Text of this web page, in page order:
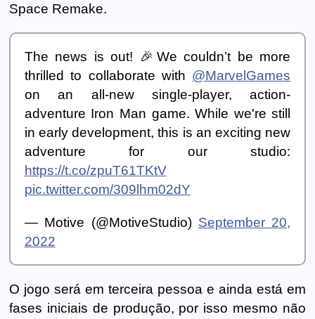
Space Remake.
The news is out! 🎉We couldn’t be more
thrilled to collaborate with @MarvelGames
on an all-new single-player, action-
adventure Iron Man game. While we're still
in early development, this is an exciting new
adventure for our studio:
https://t.co/zpuT61TKtV
pic.twitter.com/309lhm02dY
— Motive (@MotiveStudio) September 20,
2022
O jogo será em terceira pessoa e ainda está em
fases iniciais de produção, por isso mesmo não